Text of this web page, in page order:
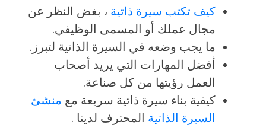
كيف تكتب سيرة ذاتية ، بغض النظر عن
مجال عملك أو المسمى الوظيفي.
ما يجب وضعه في السيرة الذاتية لتبرز.
أفضل المهارات التي يريد أصحاب
العمل رؤيتها من كل صناعة.
كيفية بناء سيرة ذاتية سريعة مع منشئ
السيرة الذاتية المحترف لدينا .